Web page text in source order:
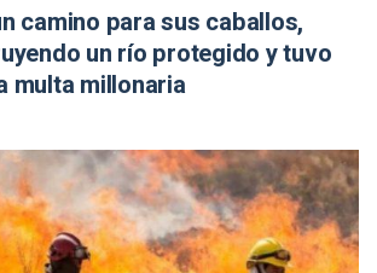
camino para sus caballos,
un río protegido y tuvo
multa millonaria